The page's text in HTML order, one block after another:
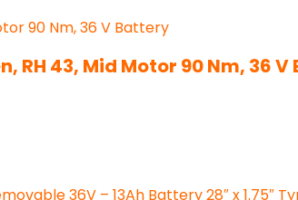
RH 43, Mid Motor 90 Nm, 36